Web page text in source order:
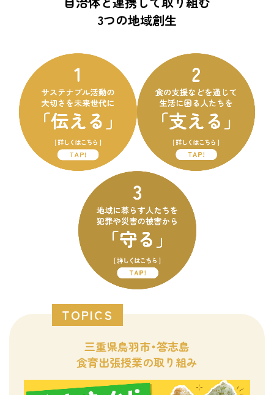
3つの地域創生
TOPICS
三重県鳥羽市・答志島
食育出張授業の取り組み